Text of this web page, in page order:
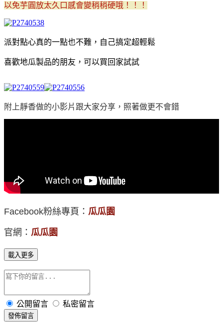
以免芋圓放太久口感會變稍稍硬哦！！！
派對點心真的一點也不難，自己搞定超輕鬆
喜歡地瓜製品的朋友，可以買回家試試
附上靜香做的小影片跟大家分享，照著做更不會錯
Facebook粉絲專頁： 瓜瓜園
官網： 瓜瓜園
載入更多
公開留言 私密留言
發佈留言